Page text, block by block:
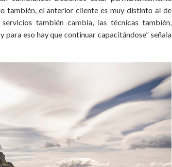
también, el anterior cliente es muy distinto al de
también cambia, las técnicas también,
para eso hay que continuar capacitándose” señala